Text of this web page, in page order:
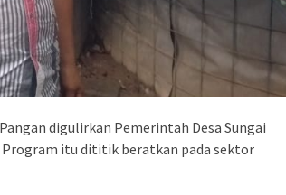
digulirkan Pemerintah Desa Sungai
Program itu dititik beratkan pada sektor